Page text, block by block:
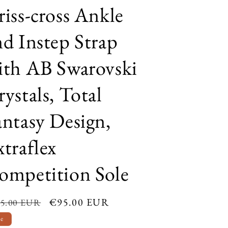
cross Ankle
Instep Strap
AB Swarovski
Total
Design,
Sole
EUR
Sale
€95.00 EUR